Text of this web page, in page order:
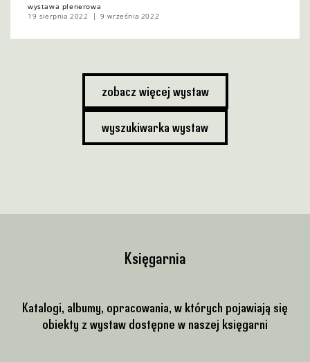
wystawa plenerowa
19 sierpnia 2022
9 września 2022
zobacz więcej wystaw
wyszukiwarka wystaw
Księgarnia
Katalogi, albumy, opracowania, w których pojawiają się
obiekty z wystaw dostępne w naszej księgarni